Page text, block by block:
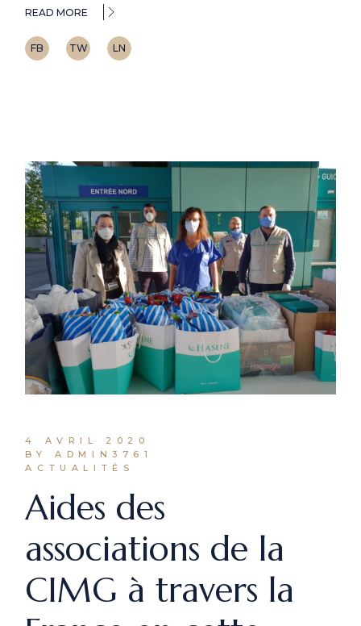
READ MORE
FB TW LN
4 AVRIL 2020
BY ADMIN3761
ACTUALITÉS
Aides des
associations de la
CIMG à travers la